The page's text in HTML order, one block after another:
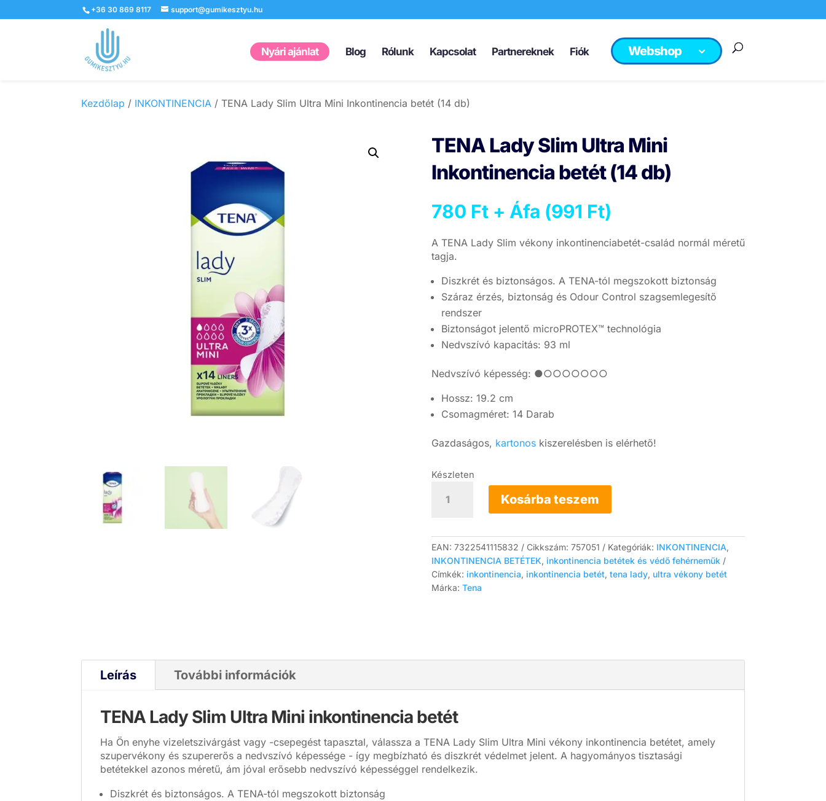
+36 30 869 8117 support@gumikesztyu.hu
Nyári ajánlat Blog Rólunk Kapcsolat Partnereknek Fiók Webshop
Kezdőlap / INKONTINENCIA / TENA Lady Slim Ultra Mini Inkontinencia betét (14 db)
TENA Lady Slim Ultra Mini
Inkontinencia betét (14 db)
780 Ft + Áfa (991 Ft)
A TENA Lady Slim vékony inkontinenciabetét-család normál méretű
tagja.
Diszkrét és biztonságos. A TENA-tól megszokott biztonság
Száraz érzés, biztonság és Odour Control szagsemlegesítő
rendszer
Biztonságot jelentő microPROTEX™ technológia
Nedvszívó kapacitás: 93 ml
Nedvszívó képesség: ●○○○○○○○
Hossz: 19.2 cm
Csomagméret: 14 Darab
Gazdaságos, kartonos kiszerelésben is elérhető!
Készleten
Lady
Inkontinencia
betét
(14
db)
mennyiség
Kosárba teszem
EAN: 7322541115832 Cikkszám: 757051 Kategóriák: INKONTINENCIA,
INKONTINENCIA BETÉTEK, inkontinencia betétek és védő fehérneműk
Címkék: inkontinencia, inkontinencia betét, tena lady, ultra vékony betét
Márka: Tena
Leírás További információk
TENA Lady Slim Ultra Mini inkontinencia betét
Ha Ön enyhe vizeletszivárgást vagy -csepegést tapasztal, válassza a TENA Lady Slim Ultra Mini vékony inkontinencia betétet, amely
szupervékony és szupererős a nedvszívó képessége - így megbízható és diszkrét védelmet jelent. A hagyományos tisztasági
betétekkel azonos méretű, ám jóval erősebb nedvszívó képességgel rendelkezik.
Diszkrét és biztonságos. A TENA-tól megszokott biztonság